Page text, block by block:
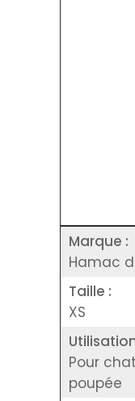
Marque :
Hamac
Taille :
XS
Pour
poupée